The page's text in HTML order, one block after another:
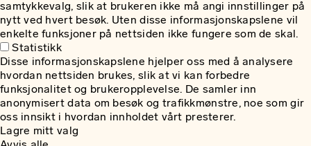
samtykkevalg, slik at brukeren ikke må angi innstillinger på
nytt ved hvert besøk. Uten disse informasjonskapslene vil
enkelte funksjoner på nettsiden ikke fungere som de skal.
Statistikk
Disse informasjonskapslene hjelper oss med å analysere
hvordan nettsiden brukes, slik at vi kan forbedre
funksjonalitet og brukeropplevelse. De samler inn
anonymisert data om besøk og trafikkmønstre, noe som gir
oss innsikt i hvordan innholdet vårt presterer.
Lagre mitt valg